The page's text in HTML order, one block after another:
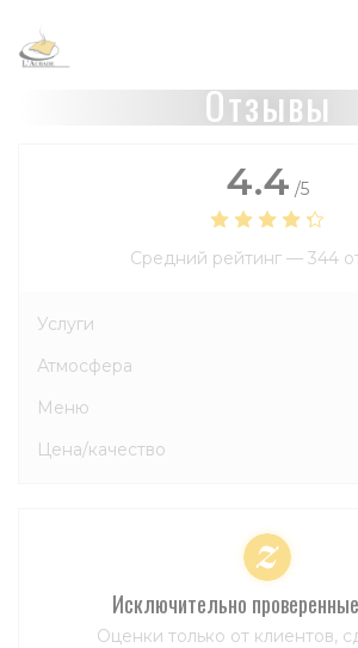
Отзывы
4.4 /5
Средний рейтинг — 344
Услуги
Атмосфера
Меню
Цена/качество
Исключительно
Оценки только от клиентов,